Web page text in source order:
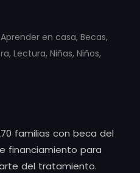
Aprender en casa, Becas,
, Lectura, Niñas, Niños,
familias con beca del
financiamiento para
del tratamiento.